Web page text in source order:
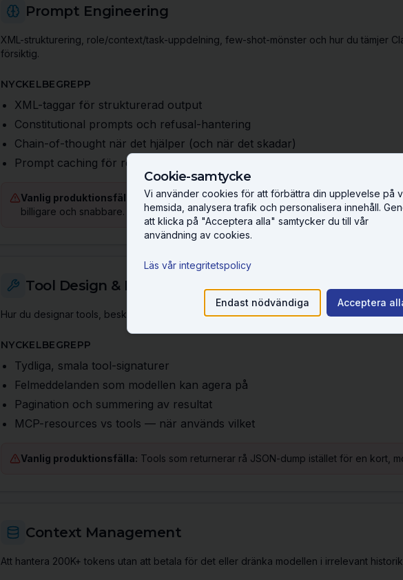
Prompt Engineering
XML-strukturering, role/context/task-uppdelning, few-shot-mönster och hur du tämjer
försiktig.
NYCKELBEGREPP
XML-taggar för strukturerad output
Constitutional prompts och refusal-hantering
Chain-of-thought när det hjälper (och när det skadar)
Prompt caching för repetitiva system-prompts
Vanlig produktionsfälla:
Att stoppa in hela ramverk i system-prompten när
billigare och snabbare.
Tool Design & MCP
Hur du designar tools, beskriver dem för modellen och bygger MCP-servers som inte
NYCKELBEGREPP
Tydliga, smala tool-signaturer
Felmeddelanden som modellen kan agera på
Pagination och summering av resultat
MCP-resources vs tools — när används vilket
Vanlig produktionsfälla: Tools som returnerar rå JSON-dump istället för en kort,
Context Management
Att hantera 200K+ tokens utan att betala för det eller dränka modellen i irrelevant
Cookie-samtycke
Vi använder cookies för att förbättra din upplevelse på
hemsida, analysera trafik och personalisera innehåll.
att klicka på "Acceptera alla" samtycker du till vår
användning av cookies.
Läs vår integritetspolicy
Endast nödvändiga Acceptera